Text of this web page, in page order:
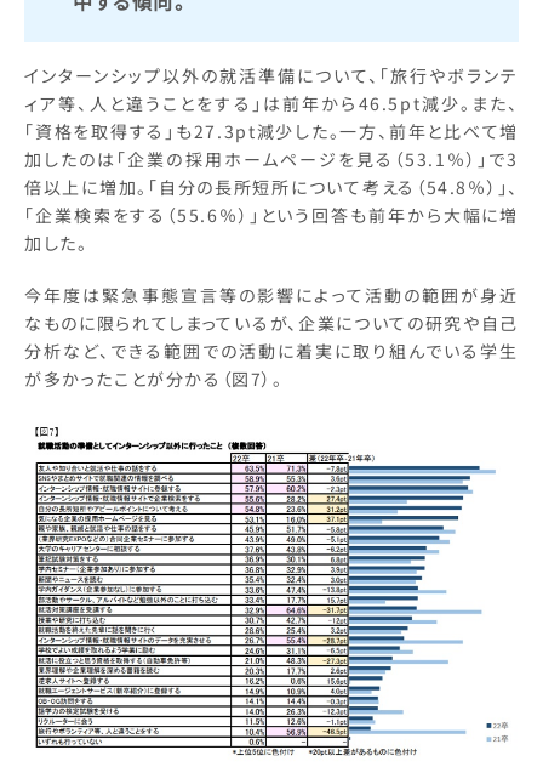
インターンシップ以外の就活準備について、「旅行やボランテ
ィア等、人と違うことをする」は前年から46.5pt減少。また、
「資格を取得する」も27.3pt減少した。一方、前年と比べて増
加したのは「企業の採用ホームページを見る（53.1％）」で3
倍以上に増加。「自分の長所短所について考える（54.8％）」、
「企業検索をする（55.6％）」という回答も前年から大幅に増
加した。
今年度は緊急事態宣言等の影響によって活動の範囲が身近
なものに限られてしまっているが、企業についての研究や自己
分析など、できる範囲での活動に着実に取り組んでいる学生
が多かったことが分かる（図7）。